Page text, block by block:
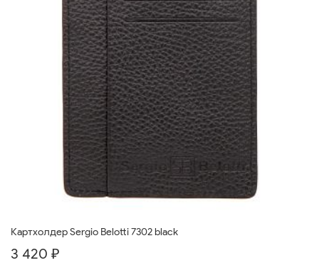
Картхолдер Sergio Belotti 7302 black
3 420 ₽